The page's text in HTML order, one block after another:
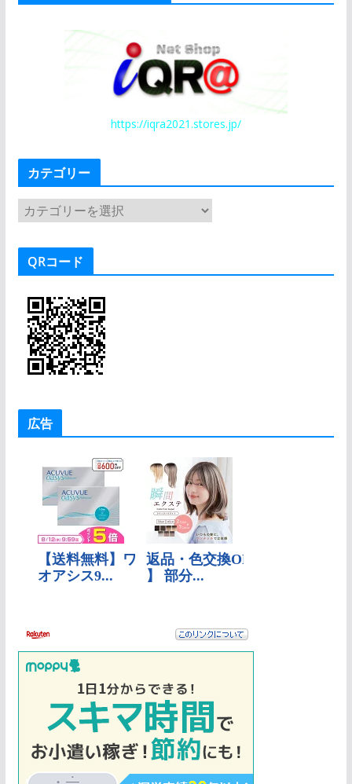
https://iqra2021.stores.jp/
カテゴリー
カ
テ
ゴ
QRコード
広告